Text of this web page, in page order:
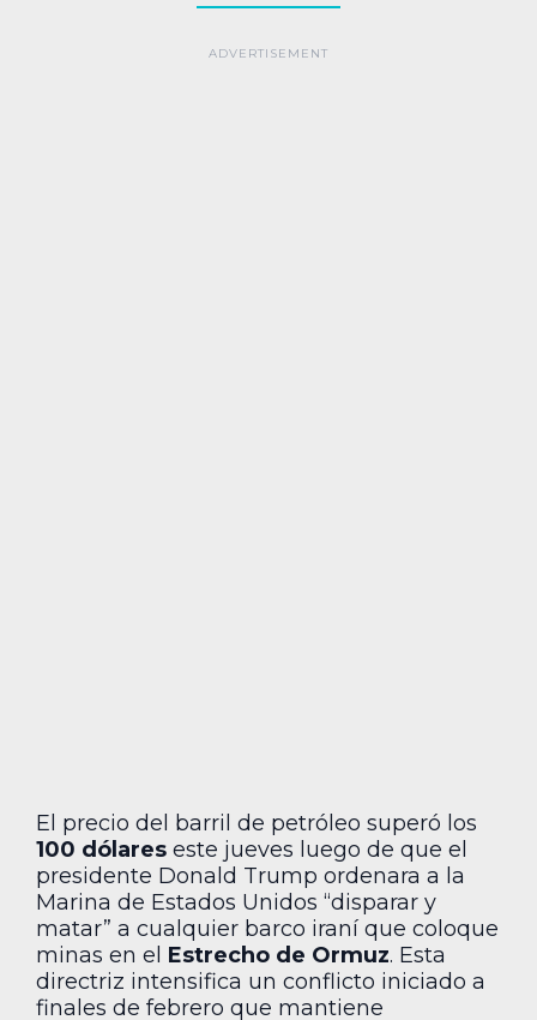
El precio del barril de petróleo superó los
100 dólares este jueves luego de que el
presidente Donald Trump ordenara a la
Marina de Estados Unidos “disparar y
matar” a cualquier barco iraní que coloque
minas en el Estrecho de Ormuz. Esta
directriz intensifica un conflicto iniciado a
finales de febrero que mantiene